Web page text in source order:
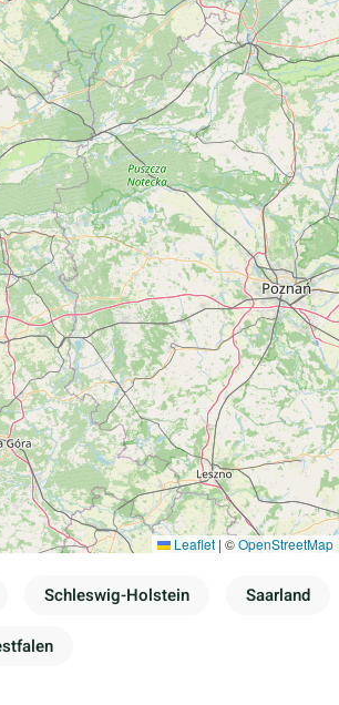
Leaflet | ©OpenStreetMap
Schleswig-Holstein Saarland